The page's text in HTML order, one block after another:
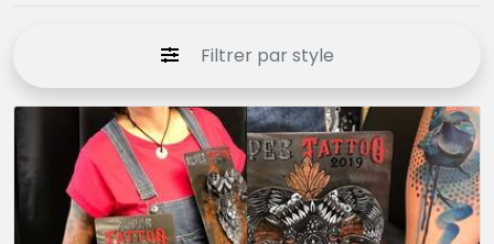
Filtrer par style